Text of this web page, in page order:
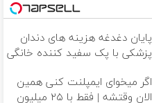
پایان دغدغه هزینه های دندان
پزشکی با پک سفید کننده خانگی
اگر میخوای ایمپلنت کنی همین
الان وقتشه | فقط با ۲۵ میلیون